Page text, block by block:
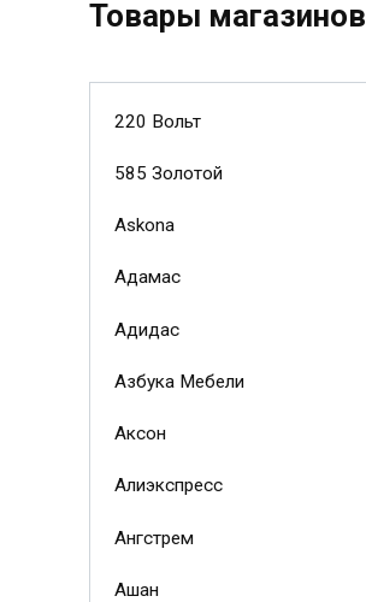
Товары магазинов
220 Вольт
585 Золотой
Askona
Адамас
Адидас
Азбука Мебели
Аксон
Алиэкспресс
Ангстрем
Ашан